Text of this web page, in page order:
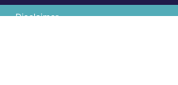
Disclaimer